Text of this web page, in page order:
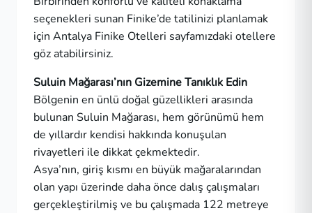
seçenekleri sunan Finike’de tatilinizi planlamak
için Antalya Finike Otelleri sayfamızdaki otellere
göz atabilirsiniz.
Suluin Mağarası’nın Gizemine Tanıklık Edin
Bölgenin en ünlü doğal güzellikleri arasında
bulunan Suluin Mağarası, hem görünümü hem
de yıllardır kendisi hakkında konuşulan
rivayetleri ile dikkat çekmektedir.
Asya’nın, giriş kısmı en büyük mağaralarından
olan yapı üzerinde daha önce dalış çalışmaları
gerçekleştirilmiş ve bu çalışmada 122 metreye